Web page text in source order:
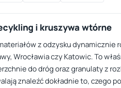
i kruszywa wtórne
z odzysku
Wrocławia czy Katowic. To
do dróg oraz granulaty z
znaleźć dokładnie to, czego